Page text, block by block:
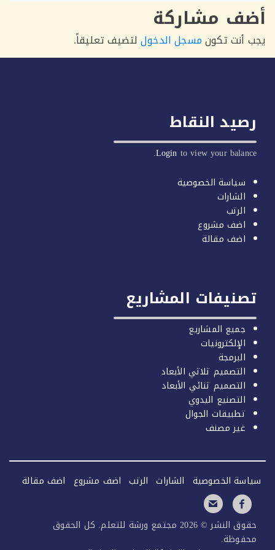
مشاركة
تكونمسجل الدخوللتضيف تعليقاً.
النقاط
Loginto view your
سياسة الخصوصية
الشارات
الرتب
اضف مشروع
اضف مقالة
المشاريع
جميع المشاريع
الإلكترونيات
البرمجة
التصميم ثلاثي الأبعاد
التصميم ثنائي الأبعاد
التصنيع اليدوي
تطبيقات الجوال
غير مصنف
الخصوصية الشارات الرتب اضف مشروع اضف مقالة
حقوق النشر © 2026 مجتمع ورشة للتعلم. كل الحقوق